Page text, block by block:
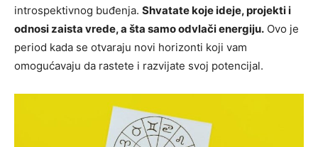
introspektivnog buđenja. Shvatate koje ideje, projekti i
odnosi zaista vrede, a šta samo odvlači energiju. Ovo je
period kada se otvaraju novi horizonti koji vam
omogućavaju da rastete i razvijate svoj potencijal.